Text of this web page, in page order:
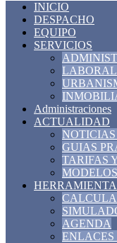
INICIO
DESPACHO
EQUIPO
SERVICIOS
LABORAL
Administraciones
ACTUALIDAD
GUIAS
TARIFAS
MODELOS
AGENDA
ENLACES